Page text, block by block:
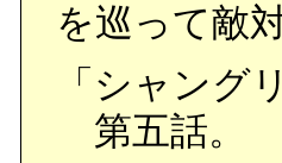
を巡って敵
「シャング
第五話。